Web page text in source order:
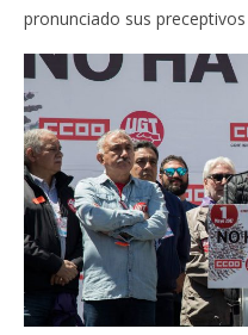
pronunciado sus